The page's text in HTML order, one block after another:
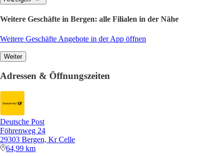
Weitere Geschäfte in Bergen: alle Filialen in der Nähe
Weitere Geschäfte Angebote in der App öffnen
Weiter
Adressen & Öffnungszeiten
Deutsche Post
Föhrenweg 24
29303 Bergen, Kr Celle
64,99 km